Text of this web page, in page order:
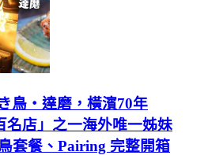
鳥‧達磨，橫濱70年
名店」之一海外唯一姊妹
套餐、Pairing 完整開箱